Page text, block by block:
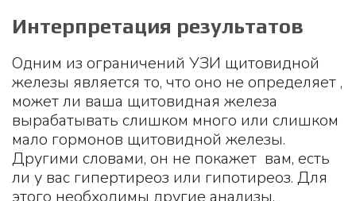
Интерпретация результатов
Одним из ограничений УЗИ щитовидной
железы является то, что оно не определяет ,
может ли ваша щитовидная железа
вырабатывать слишком много или слишком
мало гормонов щитовидной железы.
Другими словами, он не покажет вам, есть
ли у вас гипертиреоз или гипотиреоз. Для
этого необходимы другие анализы,